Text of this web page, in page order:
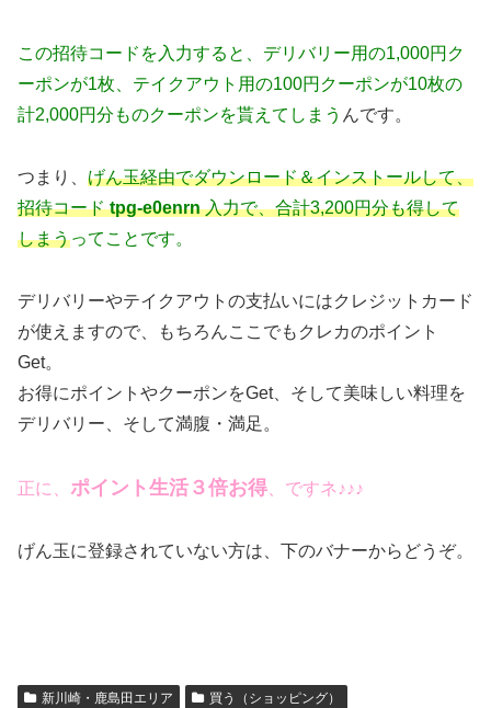
この招待コードを入力すると、デリバリー用の1,000円ク
ーポンが1枚、テイクアウト用の100円クーポンが10枚の
計2,000円分ものクーポンを貰えてしまう んです。
つまり、 げん玉経由でダウンロード＆インストールして、
招待コードtpg-e0enrn入力で、合計3,200円分も得して
しまうってことです。
デリバリーやテイクアウトの支払いにはクレジットカード
が使えますので、もちろんここでもクレカのポイント
Get。
お得にポイントやクーポンをGet、そして美味しい料理を
デリバリー、そして満腹・満足。
正に、 ポイント生活３倍お得 、ですネ♪♪♪
げん玉に登録されていない方は、下のバナーからどうぞ。
新川崎・鹿島田エリア
買う（ショッピング）